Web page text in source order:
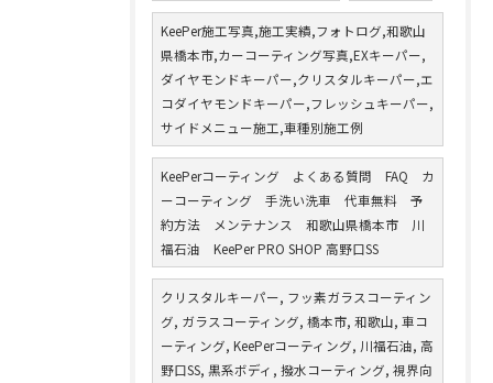
KeePer施工写真,施工実績,フォトログ,和歌山
県橋本市,カーコーティング写真,EXキーパー,
ダイヤモンドキーパー,クリスタルキーパー,エ
コダイヤモンドキーパー,フレッシュキーパー,
サイドメニュー施工,車種別施工例
KeePerコーティング よくある質問 FAQ カ
ーコーティング 手洗い洗車 代車無料 予
約方法 メンテナンス 和歌山県橋本市 川
福石油 KeePer PRO SHOP 高野口SS
クリスタルキーパー, フッ素ガラスコーティン
グ, ガラスコーティング, 橋本市, 和歌山, 車コ
ーティング, KeePerコーティング, 川福石油, 高
野口SS, 黒系ボディ, 撥水コーティング, 視界向